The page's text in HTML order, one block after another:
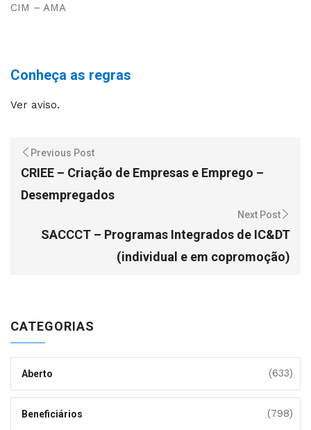
CIM – AMA
Conheça as regras
Ver aviso.
Previous Post
CRIEE – Criação de Empresas e Emprego –
Desempregados
Next Post
SACCCT – Programas Integrados de IC&DT
(individual e em copromoção)
CATEGORIAS
Aberto (633)
Beneficiários (798)